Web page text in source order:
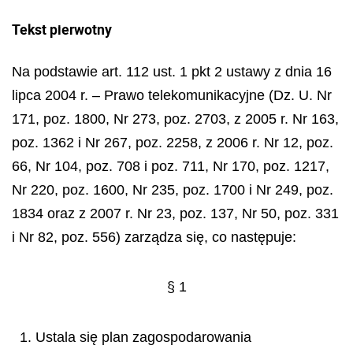
Tekst pierwotny
Na podstawie art. 112 ust. 1 pkt 2 ustawy z dnia 16
lipca 2004 r. – Prawo telekomunikacyjne (Dz. U. Nr
171, poz. 1800, Nr 273, poz. 2703, z 2005 r. Nr 163,
poz. 1362 i Nr 267, poz. 2258, z 2006 r. Nr 12, poz.
66, Nr 104, poz. 708 i poz. 711, Nr 170, poz. 1217,
Nr 220, poz. 1600, Nr 235, poz. 1700 i Nr 249, poz.
1834 oraz z 2007 r. Nr 23, poz. 137, Nr 50, poz. 331
i Nr 82, poz. 556) zarządza się, co następuje:
§ 1
1. Ustala się plan zagospodarowania